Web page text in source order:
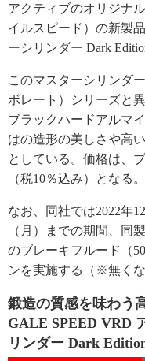
アクティブのオリジナ
イルスピード）の新製
ーシリンダー Dark
このマスターシリンダ
ボレート）シリーズと
ブラックハードアルマ
はの造形の美しさや高
としている。価格は、
（税10％込み）となる。
なお、同社では2022年
（月）までの期間、同
のブレーキフルード（
ンを実施する（※無く
鍛造の質感を味わう
GALE SPEED VRD
リンダー Dark